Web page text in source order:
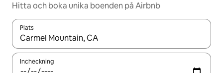
Hitta och boka unika boenden på Airbnb
Plats
När resultaten är tillgängliga kan du navigera med upp- och
Incheckning